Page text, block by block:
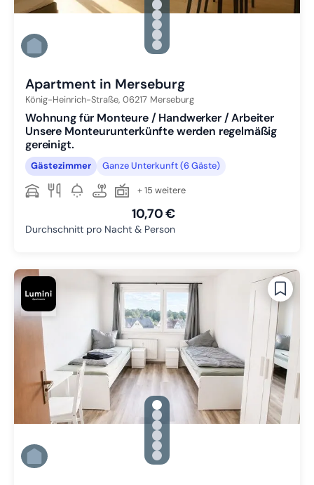
Zu Slide 1 wechseln
Zu Slide 2 wechseln
Zu Slide 3 wechseln
Zu Slide 4 wechseln
Zu Slide 5 wechseln
Zu Slide 6 wechseln
Apartment in Merseburg
König-Heinrich-Straße, 06217 Merseburg
Wohnung für Monteure / Handwerker / Arbeiter
Unsere Monteurunterkünfte werden regelmäßig
gereinigt.
Gästezimmer Ganze Unterkunft (6 Gäste)
+ 15 weitere
10,70 €
Durchschnitt pro Nacht & Person
gallery.slide_selector
Zu Slide 1 wechseln
Zu Slide 2 wechseln
Zu Slide 3 wechseln
Zu Slide 4 wechseln
Zu Slide 5 wechseln
Zu Slide 6 wechseln